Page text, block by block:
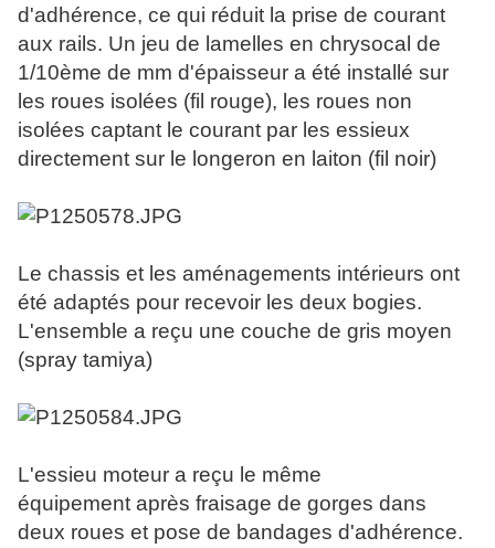
d'adhérence, ce qui réduit la prise de courant
aux rails. Un jeu de lamelles en chrysocal de
1/10ème de mm d'épaisseur a été installé sur
les roues isolées (fil rouge), les roues non
isolées captant le courant par les essieux
directement sur le longeron en laiton (fil noir)
Le chassis et les aménagements intérieurs ont
été adaptés pour recevoir les deux bogies.
L'ensemble a reçu une couche de gris moyen
(spray tamiya)
L'essieu moteur a reçu le même
équipement après fraisage de gorges dans
deux roues et pose de bandages d'adhérence.